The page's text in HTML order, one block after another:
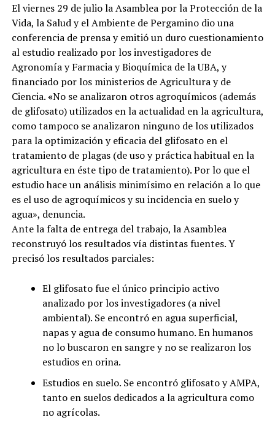
El viernes 29 de julio la Asamblea por la Protección de la
Vida, la Salud y el Ambiente de Pergamino dio una
conferencia de prensa y emitió un duro cuestionamiento
al estudio realizado por los investigadores de
Agronomía y Farmacia y Bioquímica de la UBA, y
financiado por los ministerios de Agricultura y de
Ciencia.«No se analizaron otros agroquímicos (además
de glifosato) utilizados en la actualidad en la agricultura,
como tampoco se analizaron ninguno de los utilizados
para la optimización y eficacia del glifosato en el
tratamiento de plagas (de uso y práctica habitual en la
agricultura en éste tipo de tratamiento). Por lo que el
estudio hace un análisis minimísimo en relación a lo que
es el uso de agroquímicos y su incidencia en suelo y
agua», denuncia.
Ante la falta de entrega del trabajo, la Asamblea
reconstruyó los resultados vía distintas fuentes. Y
precisó los resultados parciales:
El glifosato fue el único principio activo
analizado por los investigadores (a nivel
ambiental). Se encontró en agua superficial,
napas y agua de consumo humano. En humanos
no lo buscaron en sangre y no se realizaron los
estudios en orina.
Estudios en suelo. Se encontró glifosato y AMPA,
tanto en suelos dedicados a la agricultura como
no agrícolas.